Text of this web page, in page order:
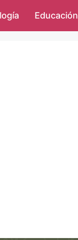
Educación